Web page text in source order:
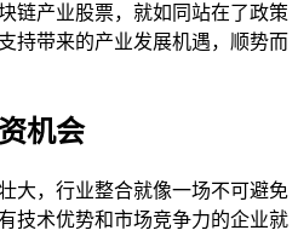
链产业股票，就如同站在了政策
持带来的产业发展机遇，顺势而
机会
大，行业整合就像一场不可避免
技术优势和市场竞争力的企业就